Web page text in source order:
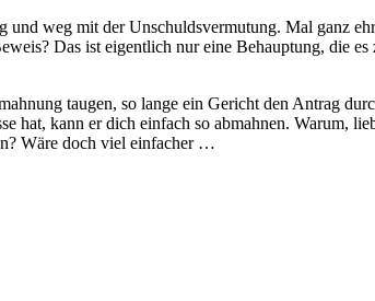
und weg mit der Unschuldsvermutung. Mal ganz
Das ist eigentlich nur eine Behauptung, die
taugen, so lange ein Gericht den Antrag
hat, kann er dich einfach so abmahnen. Warum,
Wäre doch viel einfacher …